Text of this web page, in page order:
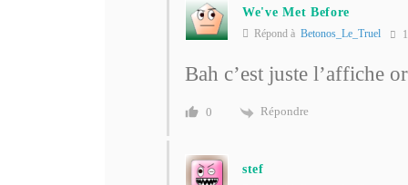
We've Met Before
Répond à Betonos_Le_Truel
Bah c’est juste l’affiche
0 Répondre
stef